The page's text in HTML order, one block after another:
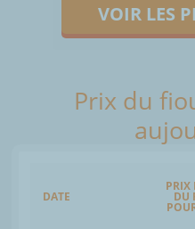
VOIR LES
Prix du
DATE
PRIX
DU